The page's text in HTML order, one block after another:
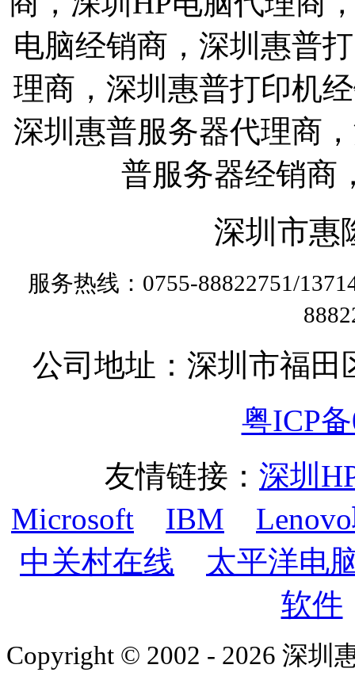
电脑经销商，深圳惠普
理商，深圳惠普打印机
深圳惠普服务器代理商
普服务器经销商
深圳市惠
服务热线：0755-88822751/
公司地址：深圳市福田
粤ICP
友情链接： 深圳
Microsoft
IBM
中关村在线
太平洋电
软件
Copyright © 2002 - 2026 深圳